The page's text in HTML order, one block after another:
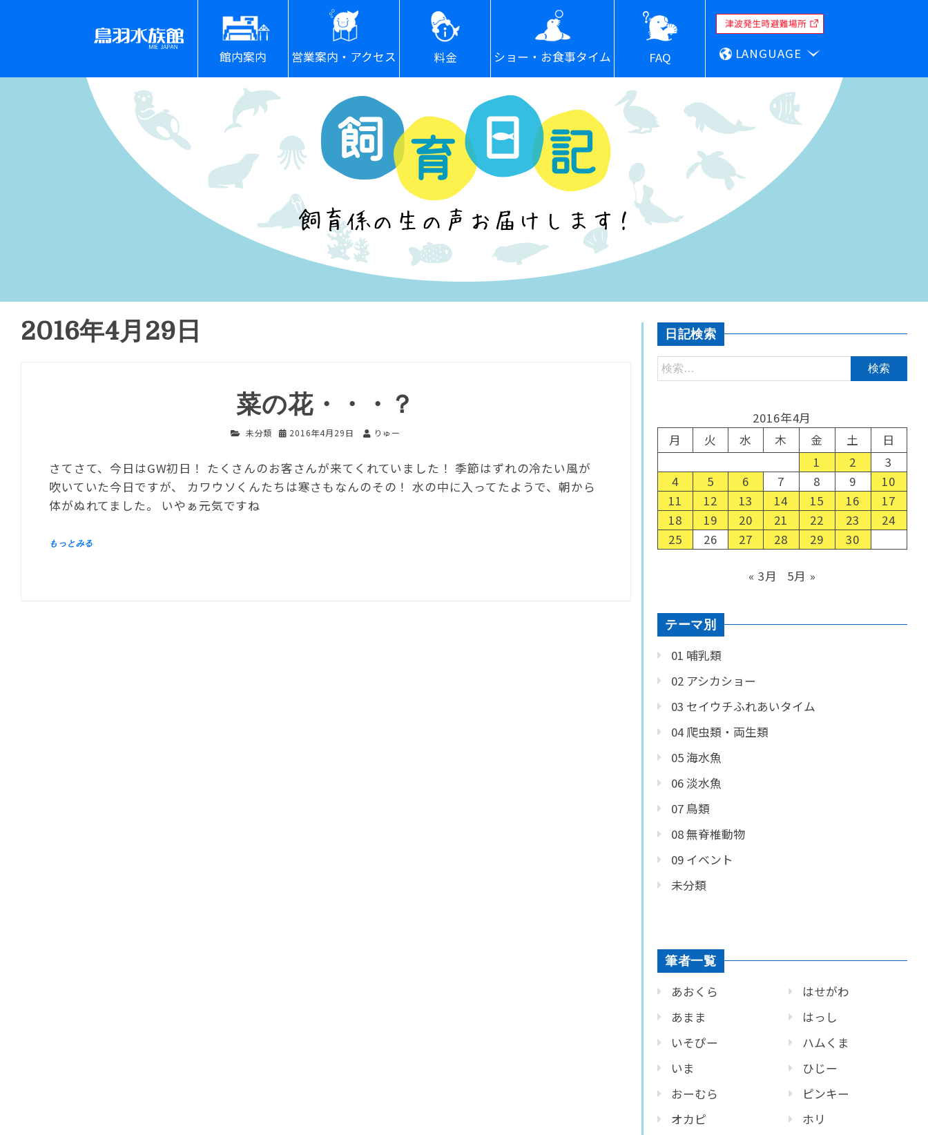
館内案内 営業案内・アクセス 料金 ショー・お食事タイム FAQ LANGUAGE
2016年4月29日
菜の花・・・？
未分類 2016年4月29日 りゅー
さてさて、今日はGW初日！ たくさんのお客さんが来てくれていました！ 季節はずれの冷たい風が
吹いていた今日ですが、 カワウソくんたちは寒さもなんのその！ 水の中に入ってたようで、朝から
体がぬれてました。 いやぁ元気ですね
日記検索
2016年4月
月
火 水 木 金 土
日
1
2
3
4
5 6 7 8 9
10
11
12 13 14 15 16
17
18
19 20 21 22 23
24
25
26 27 28 29 30
« 3月 5月 »
テーマ別
01 哺乳類
02 アシカショー
03 セイウチふれあいタイム
04 爬虫類・両生類
05 海水魚
06 淡水魚
07 鳥類
08 無脊椎動物
09 イベント
未分類
筆者一覧
あおくら
あまま
いそぴー
いま
おーむら
オカピ
はせがわ
はっし
ハムくま
ひじー
ピンキー
ホリ